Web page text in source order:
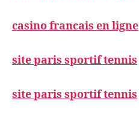
casino francais en ligne
site paris sportif tennis
site paris sportif tennis